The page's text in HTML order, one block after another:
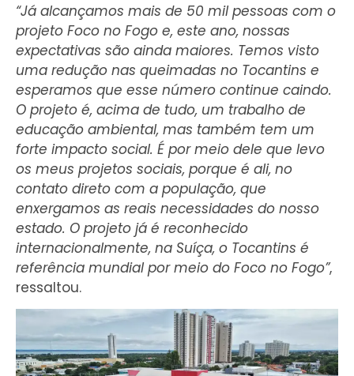
“Já alcançamos mais de 50 mil pessoas com o
projeto Foco no Fogo e, este ano, nossas
expectativas são ainda maiores. Temos visto
uma redução nas queimadas no Tocantins e
esperamos que esse número continue caindo.
O projeto é, acima de tudo, um trabalho de
educação ambiental, mas também tem um
forte impacto social. É por meio dele que levo
os meus projetos sociais, porque é ali, no
contato direto com a população, que
enxergamos as reais necessidades do nosso
estado. O projeto já é reconhecido
internacionalmente, na Suíça, o Tocantins é
referência mundial por meio do Foco no Fogo”,
ressaltou.